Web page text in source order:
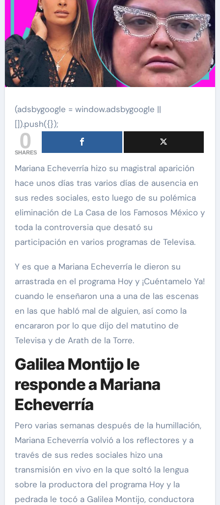
(adsbygoogle = window.adsbygoogle ||
[]).push({});
0
SHARES
Mariana Echeverría hizo su magistral aparición
hace unos días tras varios días de ausencia en
sus redes sociales, esto luego de su polémica
eliminación de La Casa de los Famosos México y
toda la controversia que desató su
participación en varios programas de Televisa.
Y es que a Mariana Echeverría le dieron su
arrastrada en el programa Hoy y ¡Cuéntamelo Ya!
cuando le enseñaron una a una de las escenas
en las que habló mal de alguien, así como la
encararon por lo que dijo del matutino de
Televisa y de Arath de la Torre.
Galilea Montijo le
responde a Mariana
Echeverría
Pero varias semanas después de la humillación,
Mariana Echeverría volvió a los reflectores y a
través de sus redes sociales hizo una
transmisión en vivo en la que soltó la lengua
sobre la productora del programa Hoy y la
pedrada le tocó a Galilea Montijo, conductora